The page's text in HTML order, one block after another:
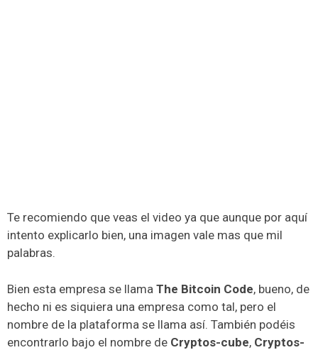
Te recomiendo que veas el video ya que aunque por aquí
intento explicarlo bien, una imagen vale mas que mil
palabras.
Bien esta empresa se llama The Bitcoin Code, bueno, de
hecho ni es siquiera una empresa como tal, pero el
nombre de la plataforma se llama así. También podéis
encontrarlo bajo el nombre de Cryptos-cube, Cryptos-